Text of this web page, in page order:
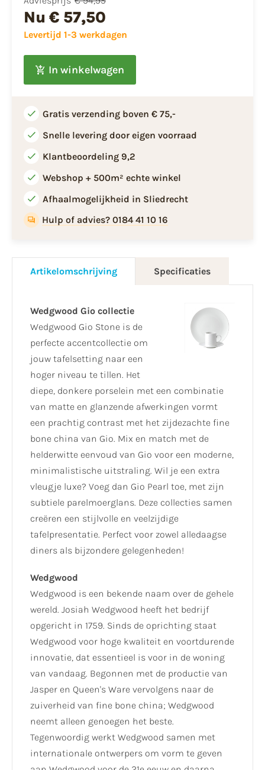
Nu € 57,50
Levertijd 1-3 werkdagen
In winkelwagen
Gratis verzending boven € 75,-
Snelle levering door eigen voorraad
Klantbeoordeling 9,2
Webshop + 500m² echte winkel
Afhaalmogelijkheid in Sliedrecht
Hulp of advies? 0184 41 10 16
Artikelomschrijving Specificaties
Wedgwood Gio collectie
Wedgwood Gio Stone is de
perfecte accentcollectie om
jouw tafelsetting naar een
hoger niveau te tillen. Het
diepe, donkere porselein met een combinatie
van matte en glanzende afwerkingen vormt
een prachtig contrast met het zijdezachte fine
bone china van Gio. Mix en match met de
helderwitte eenvoud van Gio voor een moderne,
minimalistische uitstraling. Wil je een extra
vleugje luxe? Voeg dan Gio Pearl toe, met zijn
subtiele parelmoerglans. Deze collecties samen
creëren een stijlvolle en veelzijdige
tafelpresentatie. Perfect voor zowel alledaagse
diners als bijzondere gelegenheden!
Wedgwood
Wedgwood is een bekende naam over de gehele
wereld. Josiah Wedgwood heeft het bedrijf
opgericht in 1759. Sinds de oprichting staat
Wedgwood voor hoge kwaliteit en voortdurende
innovatie, dat essentieel is voor in de woning
van vandaag. Begonnen met de productie van
Jasper en Queen's Ware vervolgens naar de
zuiverheid van fine bone china; Wedgwood
neemt alleen genoegen het beste.
Tegenwoordig werkt Wedgwood samen met
internationale ontwerpers om vorm te geven